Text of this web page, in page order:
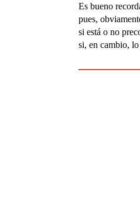
Es bueno
pues,
si está o no
si, en cambio,